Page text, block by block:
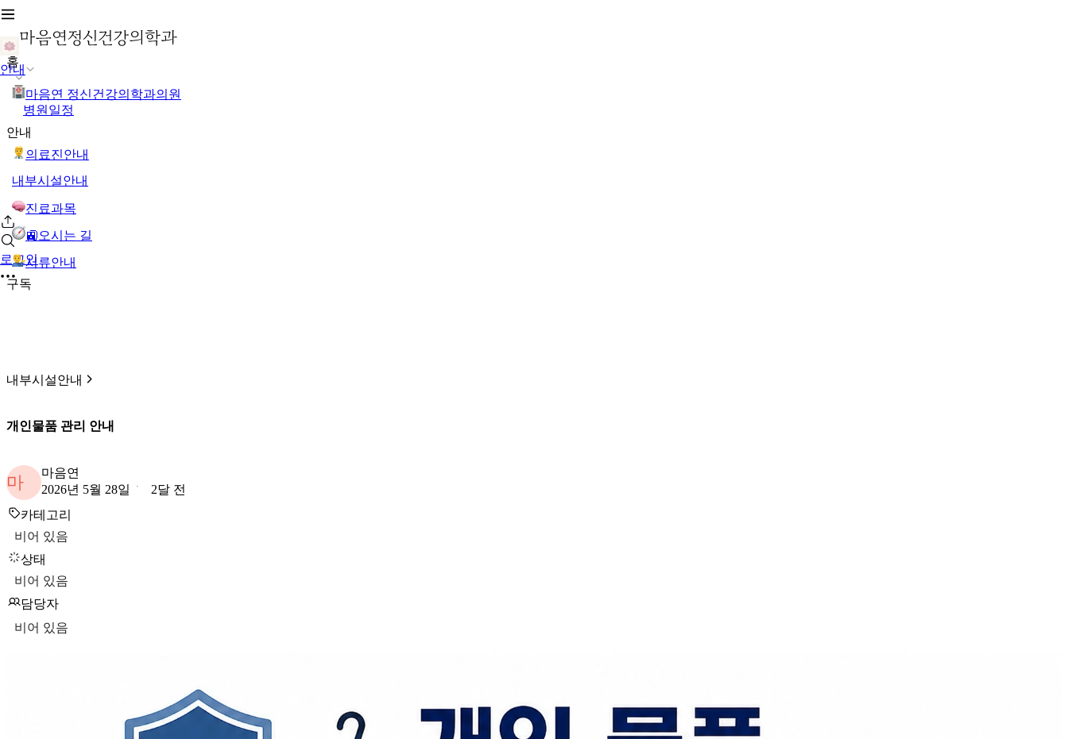
안내
로그인
홈
마음연 정신건강의학과의원
병원일정
안내
의료진안내
내부시설안내
진료과목
🚉오시는 길
서류안내
구독
내부시설안내
개인물품 관리 안내
마
마음연
2026년 5월 28일
2달 전
카테고리
비어 있음
상태
비어 있음
담당자
비어 있음